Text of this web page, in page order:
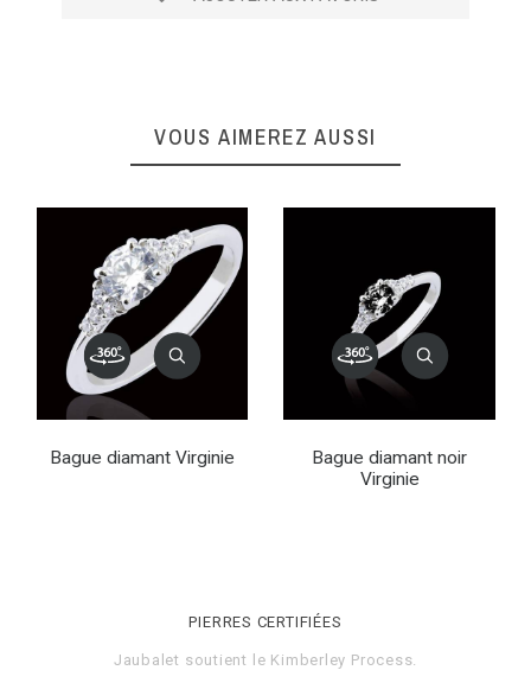
VOUS AIMEREZ AUSSI
Bague diamant Virginie
Bague diamant noir
Virginie
PIERRES CERTIFIÉES
Jaubalet soutient le Kimberley Process.